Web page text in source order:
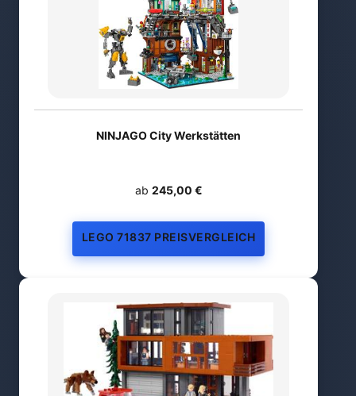
NINJAGO City Werkstätten
ab 245,00 €
LEGO 71837 PREISVERGLEICH